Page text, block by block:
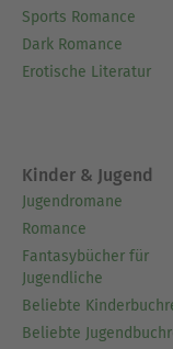
Sports Romance
Dark Romance
Erotische Literatur
Kinder & Jugend
Jugendromane
Romance
Fantasybücher für
Jugendliche
Beliebte
Beliebte